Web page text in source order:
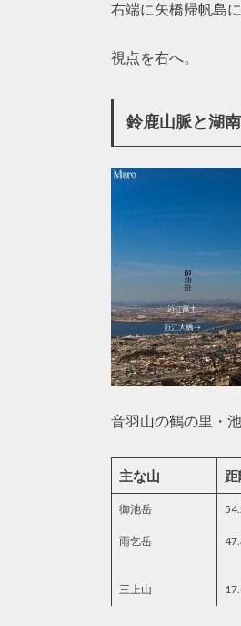
右端に矢橋帰帆島
視点を右へ。
鈴鹿山脈と湖
音羽山の鶴の里・
主な山
御池岳
雨乞岳
三上山